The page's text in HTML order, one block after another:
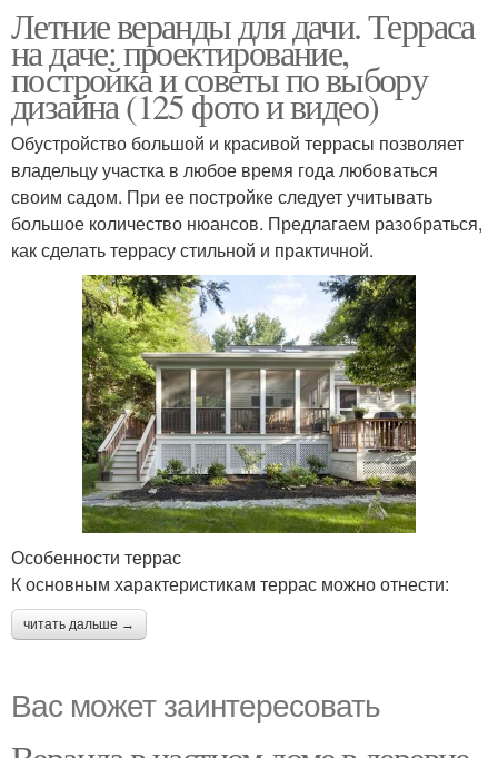
Летние веранды для дачи. Терраса
на даче: проектирование,
постройка и советы по выбору
дизайна (125 фото и видео)
Обустройство большой и красивой террасы позволяет
владельцу участка в любое время года любоваться
своим садом. При ее постройке следует учитывать
большое количество нюансов. Предлагаем разобраться,
как сделать террасу стильной и практичной.
Особенности террас
К основным характеристикам террас можно отнести:
читать дальше →
Вас может заинтересовать